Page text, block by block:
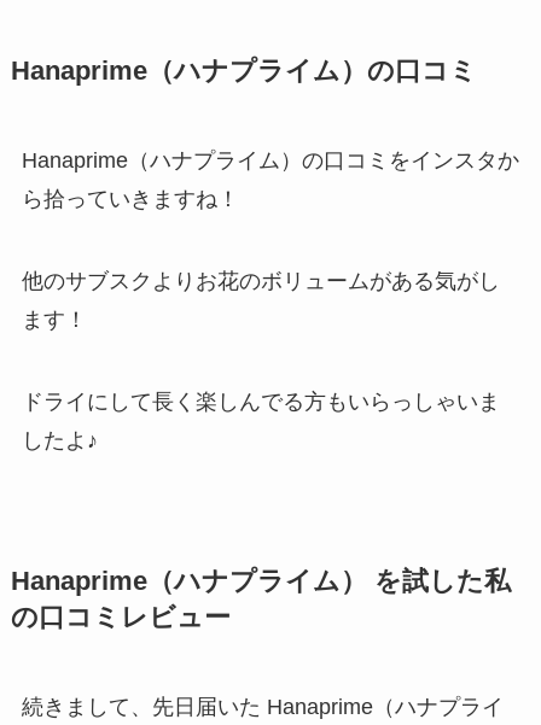
Hanaprime（ハナプライム）の口コミ
Hanaprime（ハナプライム）の口コミをインスタか
ら拾っていきますね！
他のサブスクよりお花のボリュームがある気がし
ます！
ドライにして長く楽しんでる方もいらっしゃいま
したよ♪
Hanaprime（ハナプライム） を試した私
の口コミレビュー
続きまして、先日届いた Hanaprime（ハナプライ